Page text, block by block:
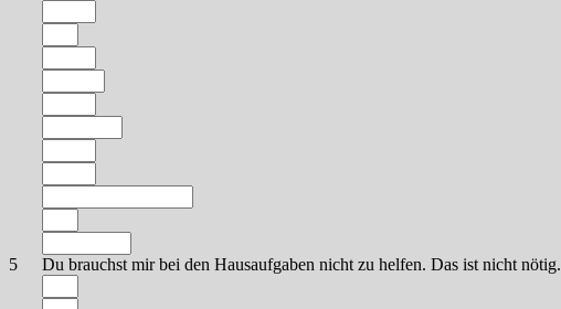
5 Du brauchst mir bei den Hausaufgaben nicht zu helfen. Das ist nicht nötig.